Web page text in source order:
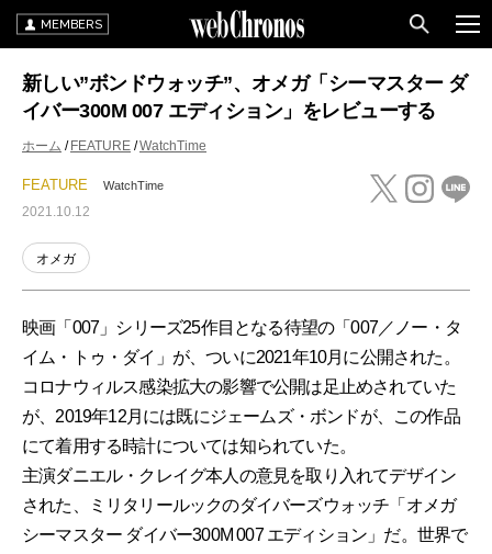
MEMBERS
新しい”ボンドウォッチ”、オメガ「シーマスター ダ
イバー300M 007 エディション」をレビューする
ホーム FEATURE WatchTime
FEATURE WatchTime
2021.10.12
オメガ
映画「007」シリーズ25作目となる待望の「007／ノー・タ
イム・トゥ・ダイ」が、ついに2021年10月に公開された。
コロナウィルス感染拡大の影響で公開は足止めされていた
が、2019年12月には既にジェームズ・ボンドが、この作品
にて着用する時計については知られていた。
主演ダニエル・クレイグ本人の意見を取り入れてデザイン
された、ミリタリールックのダイバーズウォッチ「オメガ
シーマスター ダイバー300M 007 エディション」だ。世界で